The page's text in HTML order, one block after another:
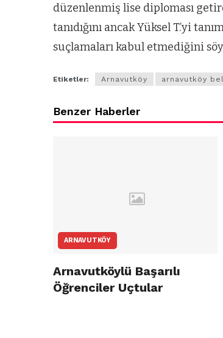
düzenlenmiş lise diploması
tanıdığını ancak Yüksel T.’yi
suçlamaları kabul etmediğini
Etiketler: Arnavutköy arnavutköy
Benzer Haberler
ARNAVUTKÖY
Arnavutköylü Başarılı
Öğrenciler Uçtular